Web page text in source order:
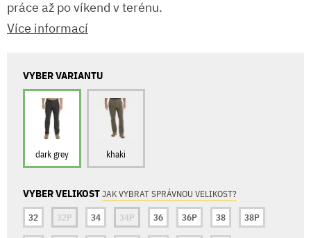
práce až po víkend v terénu.
Více informací
VYBER VARIANTU
dark grey khaki
VYBER VELIKOSTJAK VYBRAT SPRÁVNOU VELIKOST?
32
32P 34 34P 36 36P 38 38P